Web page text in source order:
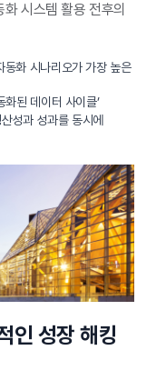
시스템 활용 전후의
화 시나리오가 가장 높은
화된 데이터 사이클’
성과 성과를 동시에
인 성장 해킹